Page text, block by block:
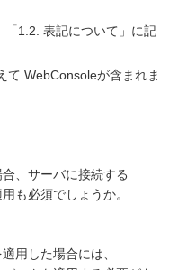
「1.2. 表記について」に記
WebConsoleが含まれま
、サーバに接続する
も必須でしょうか。
用した場合には、